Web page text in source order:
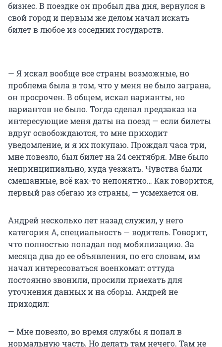
бизнес. В поездке он пробыл два дня, вернулся в
свой город и первым же делом начал искать
билет в любое из соседних государств.
— Я искал вообще все страны возможные, но
проблема была в том, что у меня не было заграна,
он просрочен. В общем, искал варианты, но
вариантов не было. Тогда сделал предзаказ на
интересующие меня даты на поезд — если билеты
вдруг освобождаются, то мне приходит
уведомление, и я их покупаю. Прождал часа три,
мне повезло, был билет на 24 сентября. Мне было
непринципиально, куда уезжать. Чувства были
смешанные, всё как-то непонятно… Как говорится,
первый раз сбегаю из страны, — усмехается он.
Андрей несколько лет назад служил, у него
категория А, специальность — водитель. Говорит,
что полностью попадал под мобилизацию. За
месяца два до ее объявления, по его словам, им
начал интересоваться военкомат: оттуда
постоянно звонили, просили приехать для
уточнения данных и на сборы. Андрей не
приходил:
— Мне повезло, во время службы я попал в
нормальную часть. Но делать там нечего. Там не